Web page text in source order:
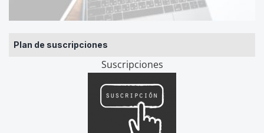
Plan de suscripciones
Suscripciones